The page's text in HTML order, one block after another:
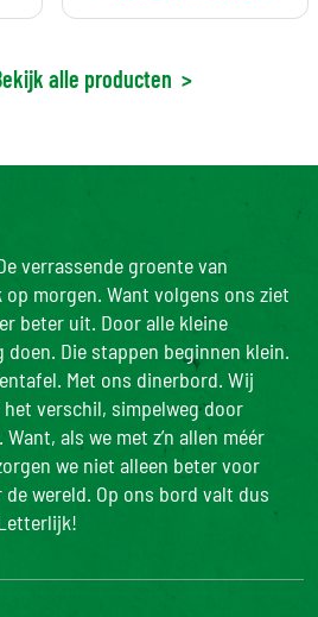
alle producten >
verrassende groente van
morgen. Want volgens ons ziet
beter uit. Door alle kleine
doen. Die stappen beginnen klein.
Met ons dinerbord. Wij
verschil, simpelweg door
als we met z’n allen méér
we niet alleen beter voor
wereld. Op ons bord valt dus